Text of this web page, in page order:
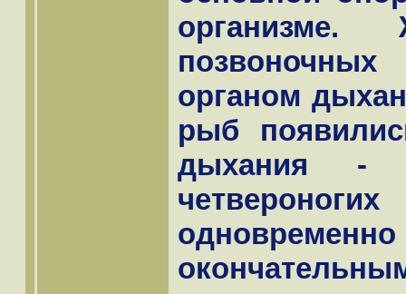
органом
рыб
дыхания -